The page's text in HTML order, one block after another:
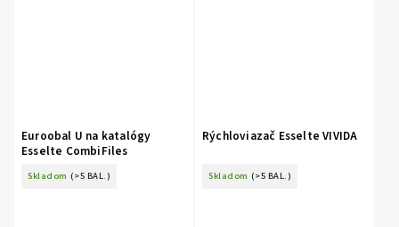
Euroobal U na katalógy
Esselte CombiFiles
Skladom (>5 BAL.)
Rýchloviazač Esselte VIVIDA
Skladom (>5 BAL.)